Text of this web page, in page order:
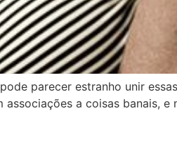
parecer estranho unir
a coisas banais, e